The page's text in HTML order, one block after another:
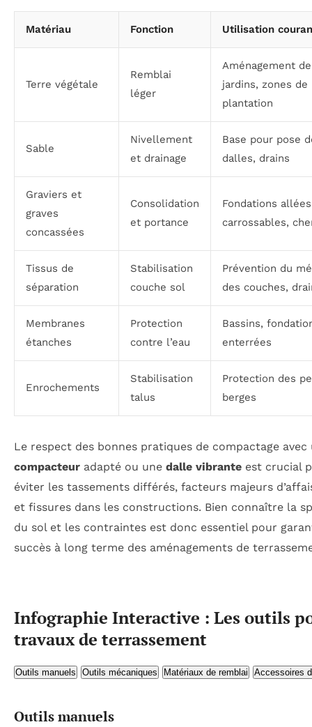
Matériau Fonction Utilisation
Terre végétale
Remblai
léger
Aménagement de
jardins, zones de
plantation
Sable
Nivellement
et drainage
Base pour pose
dalles, drains
Graviers et
graves
concassées
Consolidation
et portance
Fondations allées
carrossables,
Tissus de
séparation
Stabilisation
couche sol
Prévention du
des couches,
Membranes
étanches
Protection
contre l’eau
Bassins,
enterrées
Enrochements
Stabilisation
talus
Protection des
berges
Le respect des bonnes pratiques de compactage avec
compacteur adapté ou une dalle vibrante est crucial
éviter les tassements différés, facteurs majeurs
et fissures dans les constructions. Bien connaître la
du sol et les contraintes est donc essentiel pour
succès à long terme des aménagements de
Infographie Interactive : Les outils
travaux de terrassement
Outils manuels Outils mécaniques Matériaux de remblai Accessoires
Outils manuels